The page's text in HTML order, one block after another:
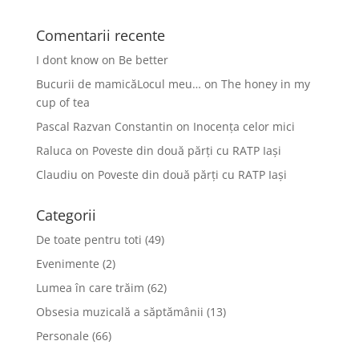
Comentarii recente
I dont knowon Be better
Bucurii de mamicăLocul meu… on The honey in my
cup of tea
Pascal Razvan Constantin on Inocența celor mici
Raluca on Poveste din două părți cu RATP Iași
Claudiu on Poveste din două părți cu RATP Iași
Categorii
De toate pentru toti (49)
Evenimente (2)
Lumea în care trăim (62)
Obsesia muzicală a săptămânii (13)
Personale (66)